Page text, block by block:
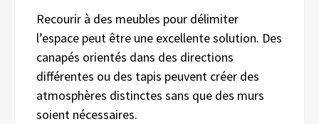
Recourir à des meubles pour délimiter
l’espace peut être une excellente solution. Des
canapés orientés dans des directions
différentes ou des tapis peuvent créer des
atmosphères distinctes sans que des murs
soient nécessaires.